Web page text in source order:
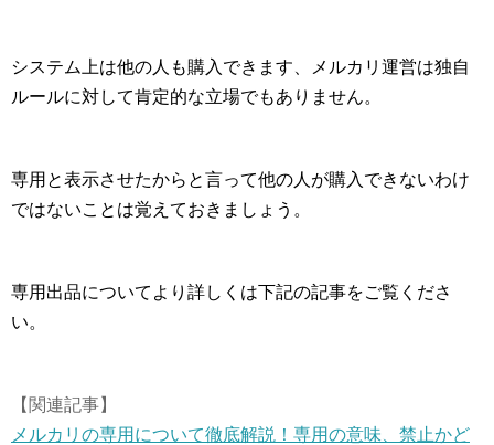
システム上は他の人も購入できます、メルカリ運営は独自
ルールに対して肯定的な立場でもありません。
専用と表示させたからと言って他の人が購入できないわけ
ではないことは覚えておきましょう。
専用出品についてより詳しくは下記の記事をご覧くださ
い。
【関連記事】
メルカリの専用について徹底解説！専用の意味、禁止かど